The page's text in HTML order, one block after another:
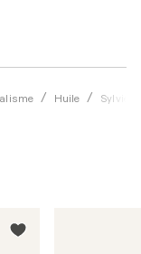
Huile Sylvie